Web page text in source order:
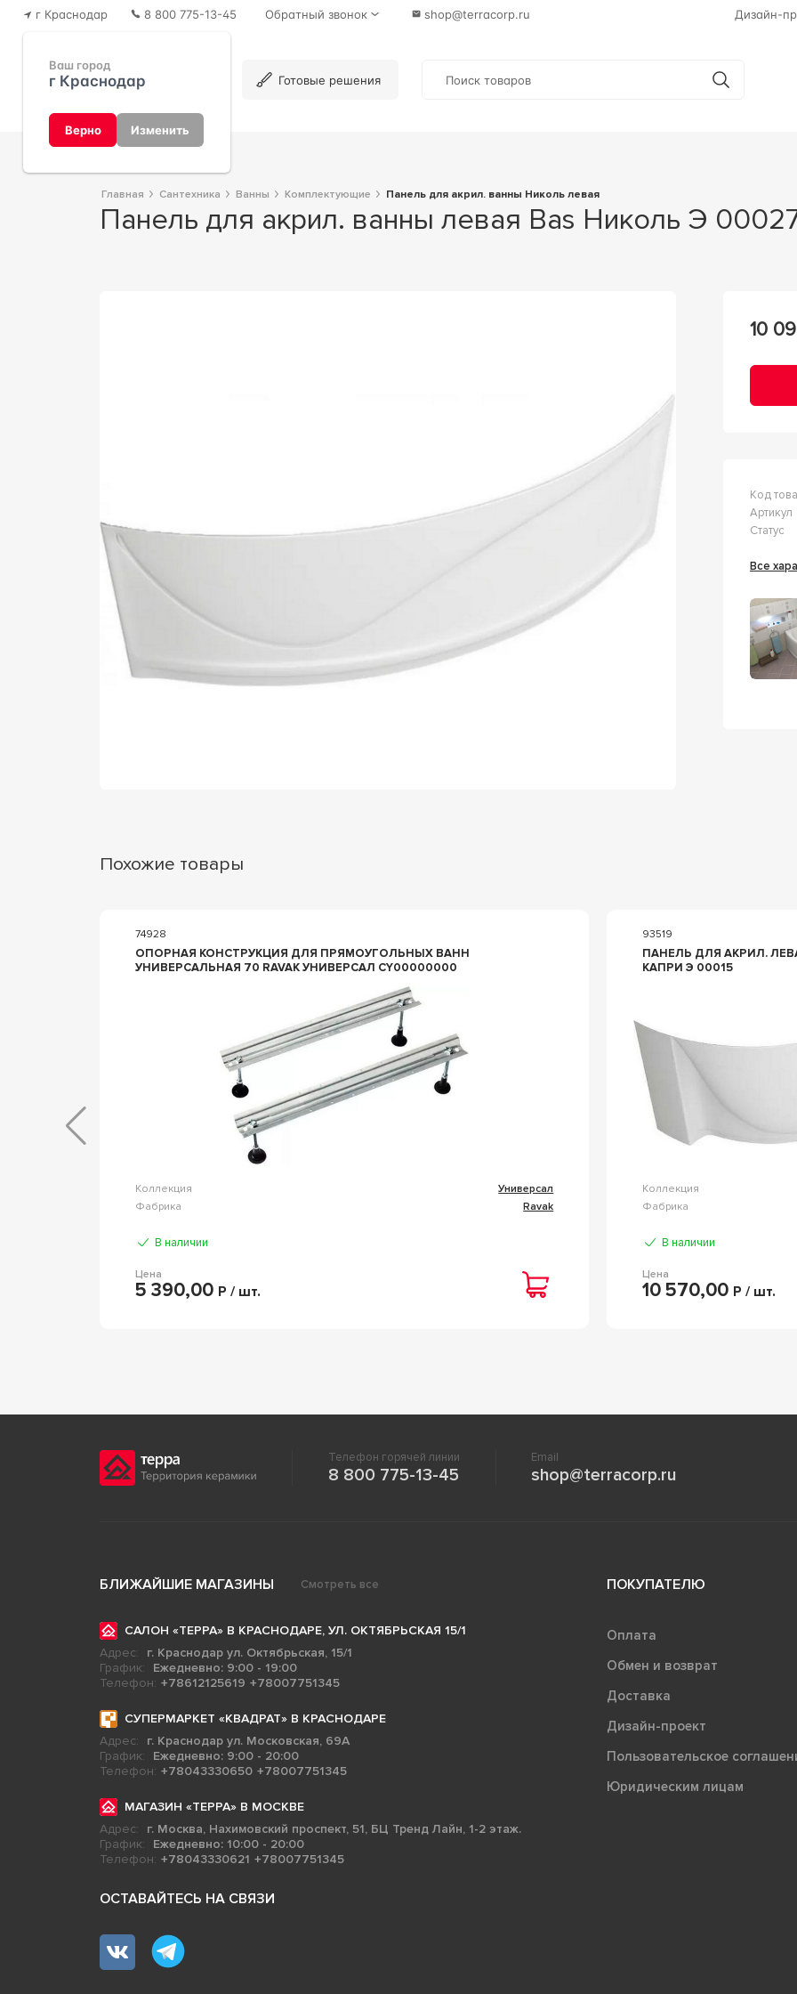
г Краснодар
Ваш город
г Краснодар
Верно Изменить
8 800 775-13-45 Обратный звонок shop@terracorp.ru Дизайн-
Готовые решения
Главная Сантехника Ванны Комплектующие Панель для акрил. ванны Николь левая
Панель для акрил. ванны левая Bas Николь Э
10
Код
Артикул
Статус
Все
Похожие товары
74928
ОПОPНАЯ КОНСТPУКЦИЯ ДЛЯ ПРЯМОУГОЛЬНЫХ ВАНН
УНИВЕРСАЛЬНАЯ 70 RAVAK УНИВЕРСАЛ CY00000000
Коллекция
Универсал
Фабрика
Ravak
В наличии
Цена
5 390,00 Р / шт.
93519
ПАНЕЛЬ ДЛЯ АКРИЛ.
КАПРИ Э 00015
Коллекция
Фабрика
В наличии
Цена
10 570,00 Р / шт.
Телефон горячей линии
8 800 775-13-45
Email
shop@terracorp.ru
БЛИЖАЙШИЕ МАГАЗИНЫ Смотреть все
САЛОН «ТЕРРА» В КРАСНОДАРЕ, УЛ. ОКТЯБРЬСКАЯ 15/1
Адрес:
г. Краснодар ул. Октябрьская, 15/1
График:
Ежедневно: 9:00 - 19:00
Телефон: +78612125619 +78007751345
СУПЕРМАРКЕТ «КВАДРАТ» В КРАСНОДАРЕ
Адрес:
г. Краснодар ул. Московская, 69А
График:
Ежедневно: 9:00 - 20:00
Телефон: +78043330650 +78007751345
МАГАЗИН «ТЕРРА» В МОСКВЕ
Адрес:
г. Москва, Нахимовский проспект, 51, БЦ Тренд Лайн, 1-2 этаж.
График:
Ежедневно: 10:00 - 20:00
Телефон: +78043330621 +78007751345
ОСТАВАЙТЕСЬ НА СВЯЗИ
ПОКУПАТЕЛЮ
Оплата
Обмен и возврат
Доставка
Дизайн-проект
Пользовательское
Юридическим лицам